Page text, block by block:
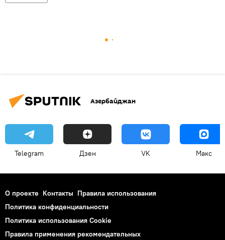
Азербайджан
Telegram Дзен VK Макс
О проекте Контакты Правила использования
Политика конфиденциальности
Политика использования Cookie
Правила применения рекомендательных